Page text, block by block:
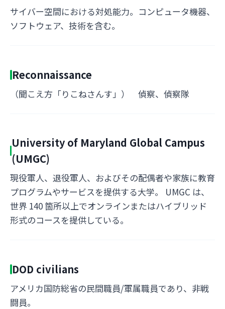
サイバー空間における対処能力。コンピュータ機器、
ソフトウェア、技術を含む。
Reconnaissance
（聞こえ方「りこねさんす」） 偵察、偵察隊
University of Maryland Global Campus
(UMGC)
現役軍人、退役軍人、およびその配偶者や家族に教育
プログラムやサービスを提供する大学。 UMGC は、
世界 140 箇所以上でオンラインまたはハイブリッド
形式のコースを提供している。
DOD civilians
アメリカ国防総省の民間職員/軍属職員であり、非戦
闘員。